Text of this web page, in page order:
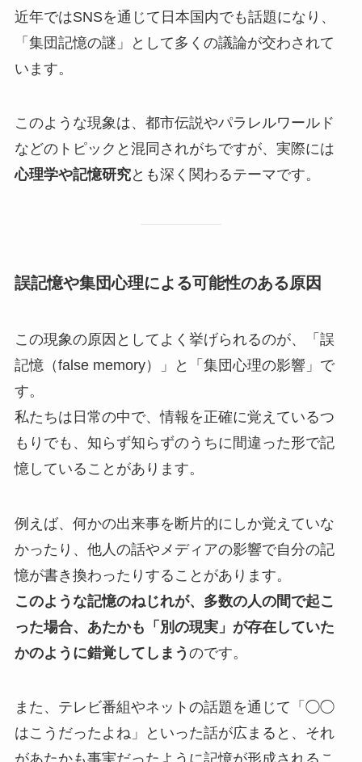
近年ではSNSを通じて日本国内でも話題になり、
「集団記憶の謎」として多くの議論が交わされて
います。
このような現象は、都市伝説やパラレルワールド
などのトピックと混同されがちですが、実際には
心理学や記憶研究とも深く関わるテーマです。
誤記憶や集団心理による可能性のある原因
この現象の原因としてよく挙げられるのが、「誤
記憶（false memory）」と「集団心理の影響」で
す。
私たちは日常の中で、情報を正確に覚えているつ
もりでも、知らず知らずのうちに間違った形で記
憶していることがあります。
例えば、何かの出来事を断片的にしか覚えていな
かったり、他人の話やメディアの影響で自分の記
憶が書き換わったりすることがあります。
このような記憶のねじれが、多数の人の間で起こ
った場合、あたかも「別の現実」が存在していた
かのように錯覚してしまう のです。
また、テレビ番組やネットの話題を通じて「◯◯
はこうだったよね」といった話が広まると、それ